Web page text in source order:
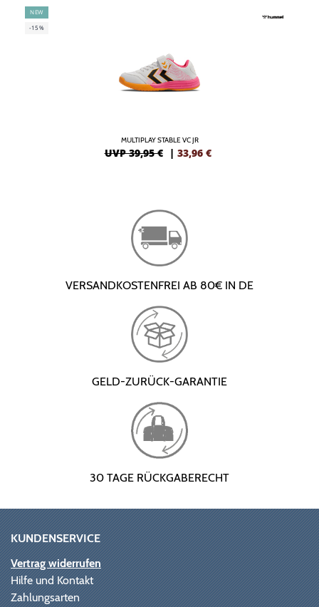
NEW
-15%
MULTIPLAY STABLE VC JR
UVP 39,95 € | 33,96 €
VERSANDKOSTENFREI AB 80€ IN DE
GELD-ZURÜCK-GARANTIE
30 TAGE RÜCKGABERECHT
KUNDENSERVICE
Vertrag widerrufen
Hilfe und Kontakt
Zahlungsarten